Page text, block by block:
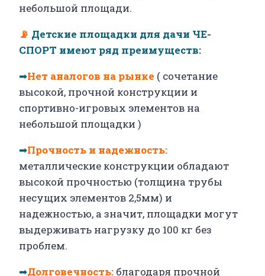
небольшой площади.
📡 Детские площадки для дачи ЧЕ-
СПОРТ имеют ряд преимуществ:
➡Нет аналогов на рынке ( сочетание
высокой, прочной конструкции и
спортивно-игровых элементов на
небольшой площадки )
➡Прочность и надежность:
металлические конструкции обладают
высокой прочностью (толщина трубы
несущих элементов 2,5мм) и
надежностью, а значит, площадки могут
выдерживать нагрузку до 100 кг без
проблем.
➡Долговечность: благодаря прочной